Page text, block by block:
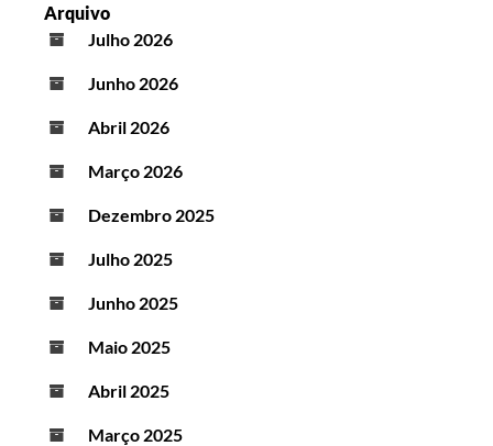
Arquivo
Julho 2026
Junho 2026
Abril 2026
Março 2026
Dezembro 2025
Julho 2025
Junho 2025
Maio 2025
Abril 2025
Março 2025